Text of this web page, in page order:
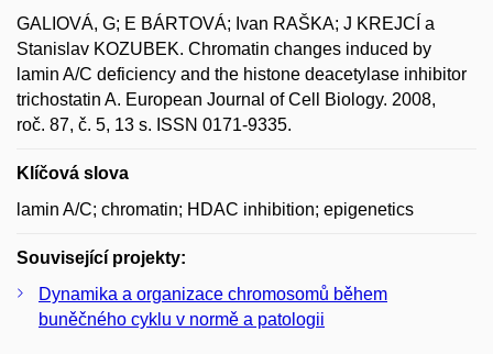
GALIOVÁ, G; E BÁRTOVÁ; Ivan RAŠKA; J KREJCÍ a
Stanislav KOZUBEK. Chromatin changes induced by
lamin A/C deficiency and the histone deacetylase inhibitor
trichostatin A. European Journal of Cell Biology. 2008,
roč. 87, č. 5, 13 s. ISSN 0171-9335.
Klíčová slova
lamin A/C; chromatin; HDAC inhibition; epigenetics
Související projekty:
Dynamika a organizace chromosomů během
buněčného cyklu v normě a patologii